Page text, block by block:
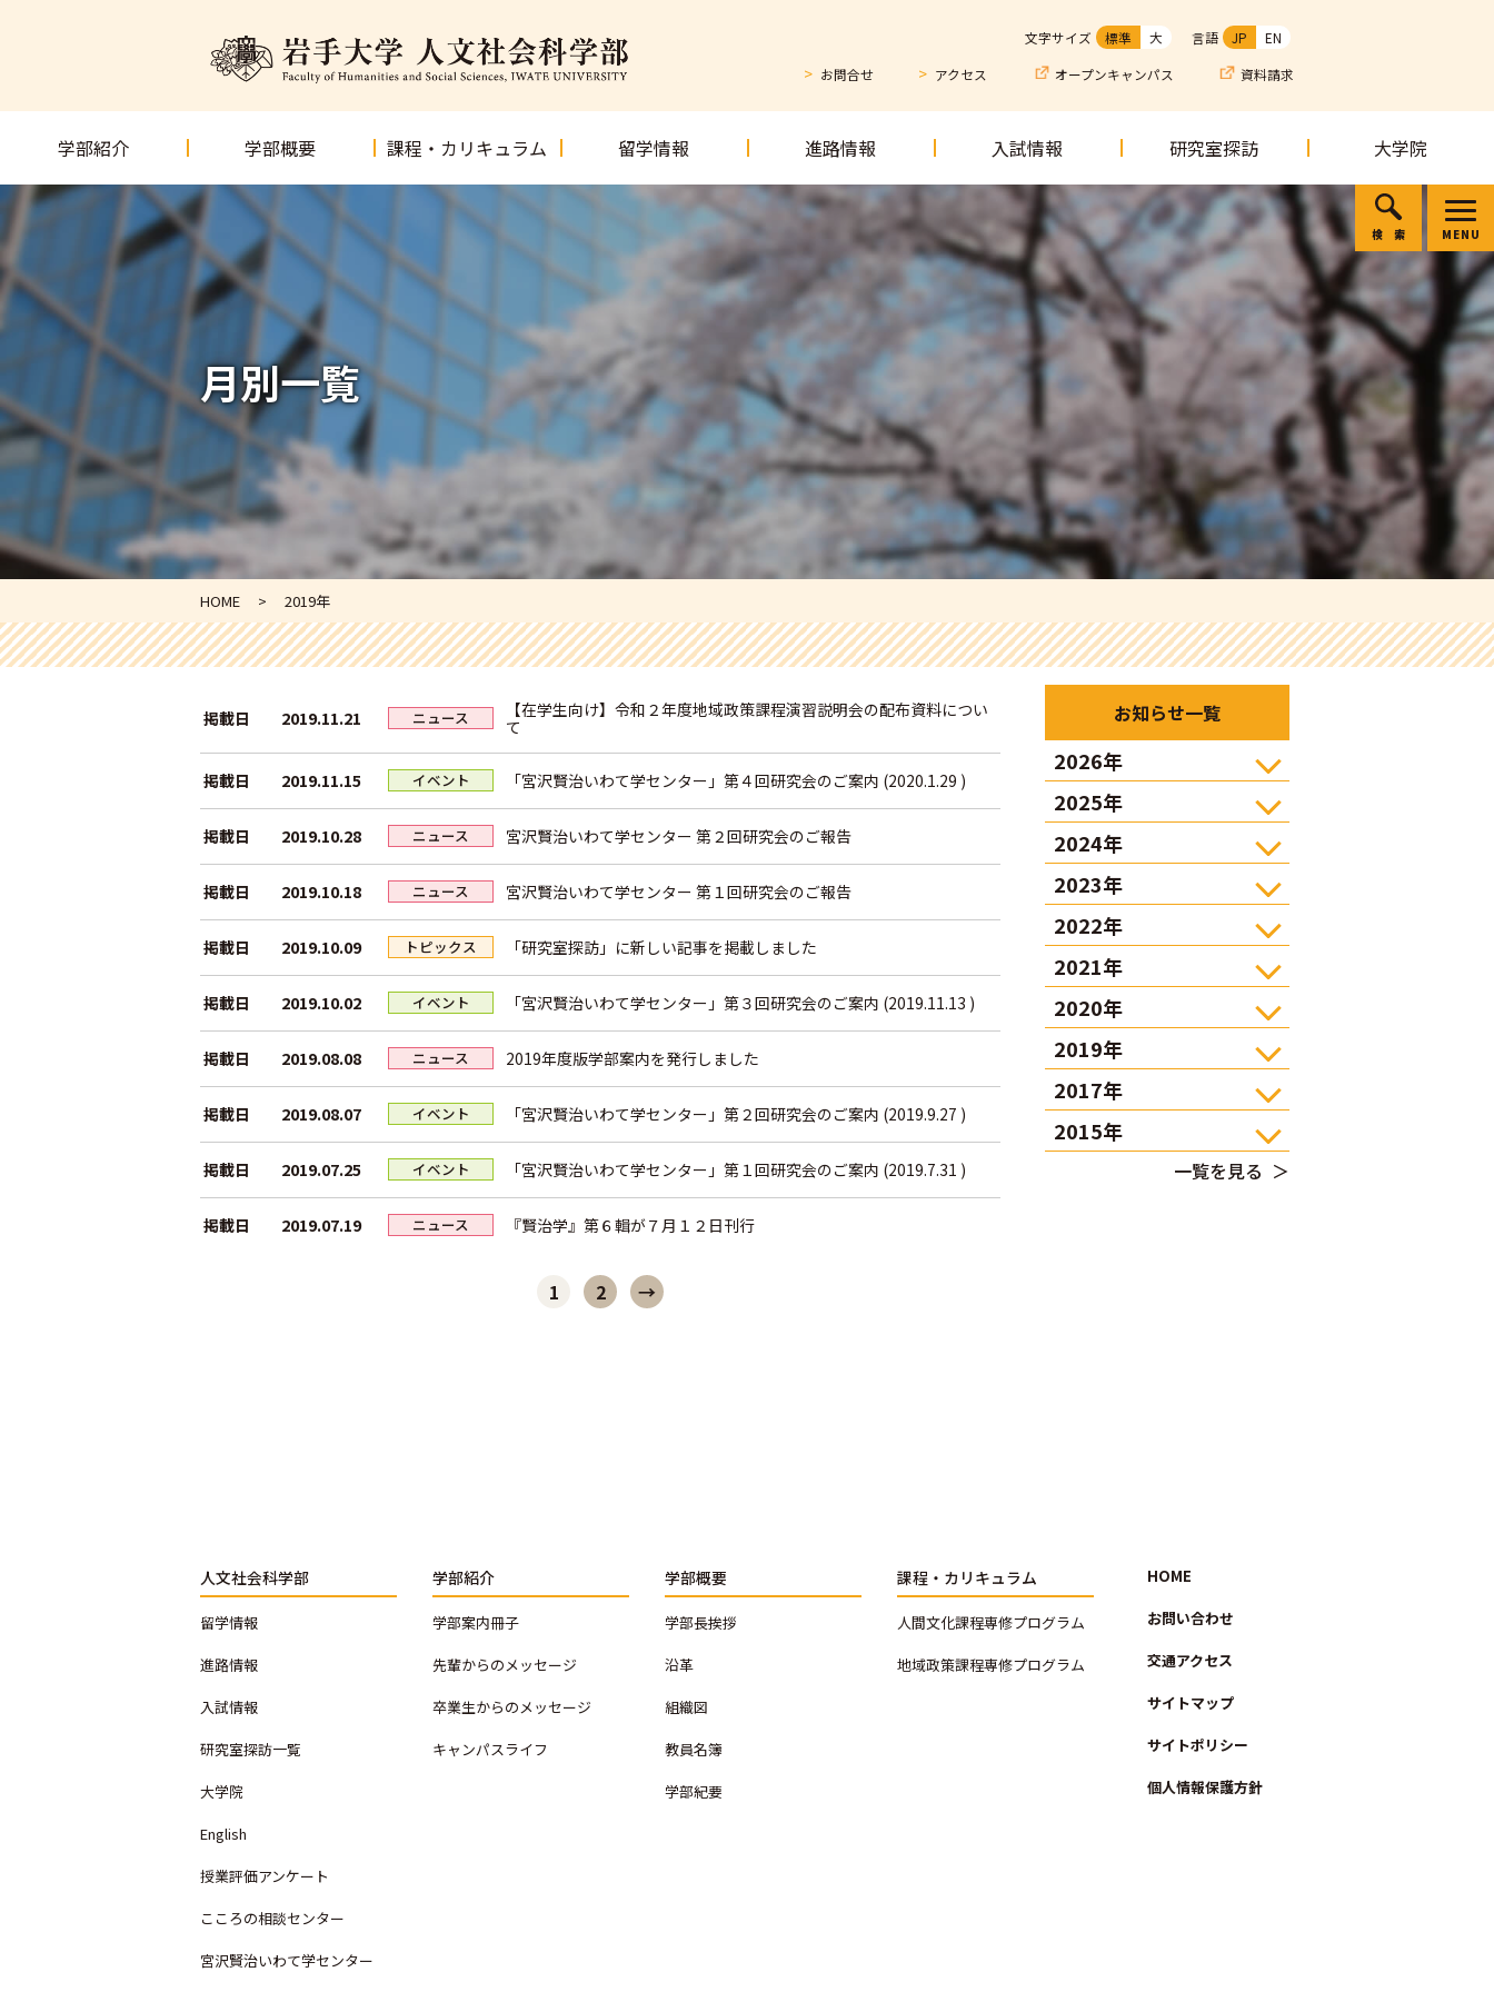
文字サイズ 標準 大 言語 JP
EN
お問合せ
アクセス オープンキャンパス 資料請求
学部紹介 学部概要 課程・カリキュラム 留学情報 進路情報 入試情報 研究室探訪 大学院
検索 MENU
月別一覧
HOME 2019年
掲載日 2019.11.21 ニュース
【在学生向け】令和２年度地域政策課程演習説明会の配布資料につい
て
掲載日 2019.11.15 イベント 「宮沢賢治いわて学センター」第４回研究会のご案内 (2020.1.29 )
掲載日 2019.10.28 ニュース 宮沢賢治いわて学センター 第２回研究会のご報告
掲載日 2019.10.18 ニュース 宮沢賢治いわて学センター 第１回研究会のご報告
掲載日 2019.10.09 トピックス 「研究室探訪」に新しい記事を掲載しました
掲載日 2019.10.02 イベント 「宮沢賢治いわて学センター」第３回研究会のご案内 (2019.11.13 )
掲載日 2019.08.08 ニュース 2019年度版学部案内を発行しました
掲載日 2019.08.07 イベント 「宮沢賢治いわて学センター」第２回研究会のご案内 (2019.9.27 )
掲載日 2019.07.25 イベント 「宮沢賢治いわて学センター」第１回研究会のご案内 (2019.7.31 )
掲載日 2019.07.19 ニュース 『賢治学』第６輯が７月１２日刊行
1 2 →
お知らせ一覧
2026年
2025年
2024年
2023年
2022年
2021年
2020年
2019年
2017年
2015年
一覧を見る
人文社会科学部
留学情報
進路情報
入試情報
研究室探訪一覧
大学院
English
授業評価アンケート
こころの相談センター
宮沢賢治いわて学センター
学部紹介
学部案内冊子
先輩からのメッセージ
卒業生からのメッセージ
キャンパスライフ
学部概要
学部長挨拶
沿革
組織図
教員名簿
学部紀要
課程・カリキュラム
人間文化課程専修プログラム
地域政策課程専修プログラム
HOME
お問い合わせ
交通アクセス
サイトマップ
サイトポリシー
個人情報保護方針